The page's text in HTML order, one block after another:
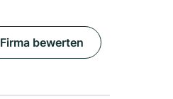
Firma bewerten